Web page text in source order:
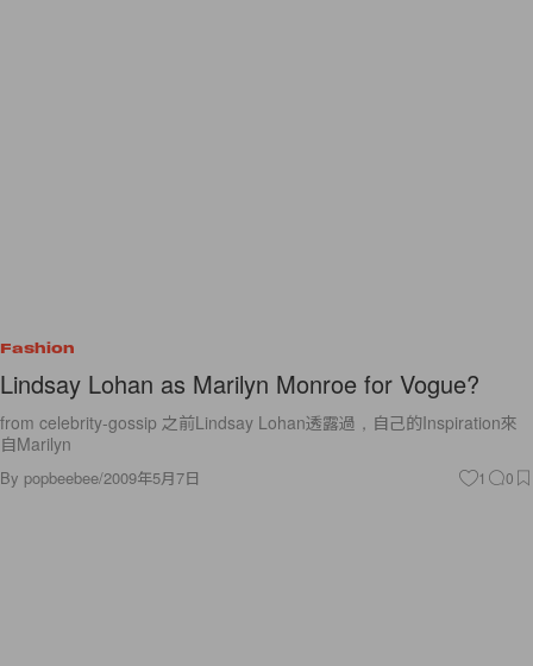
Fashion
Lindsay Lohan as Marilyn Monroe for Vogue?
from celebrity-gossip 之前Lindsay Lohan透露過，自己的Inspiration來
自Marilyn
By popbeebee/2009年5月7日 1 0